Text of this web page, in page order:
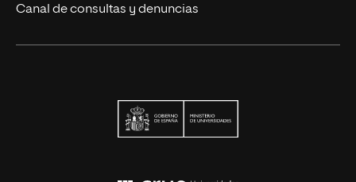
Canal de consultas y denuncias